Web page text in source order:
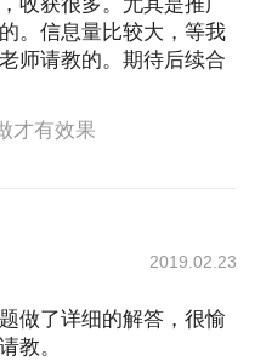
。信息量比较大，等我
师请教的。期待后续合
才有效果
2019.02.23
做了详细的解答，很愉
教。